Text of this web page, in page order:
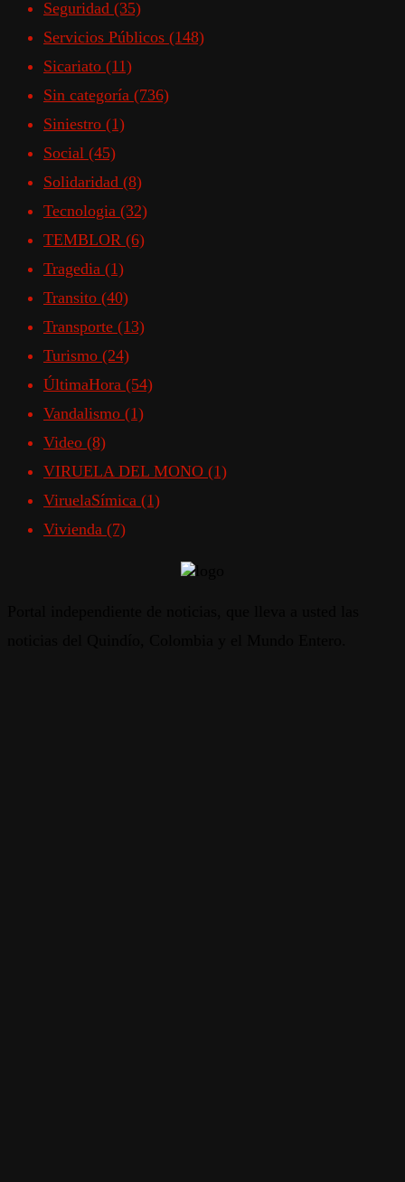
Seguridad (35)
Servicios Públicos (148)
Sicariato (11)
Sin categoría (736)
Siniestro (1)
Social (45)
Solidaridad (8)
Tecnologia (32)
TEMBLOR (6)
Tragedia (1)
Transito (40)
Transporte (13)
Turismo (24)
ÚltimaHora (54)
Vandalismo (1)
Video (8)
VIRUELA DEL MONO (1)
ViruelaSímica (1)
Vivienda (7)